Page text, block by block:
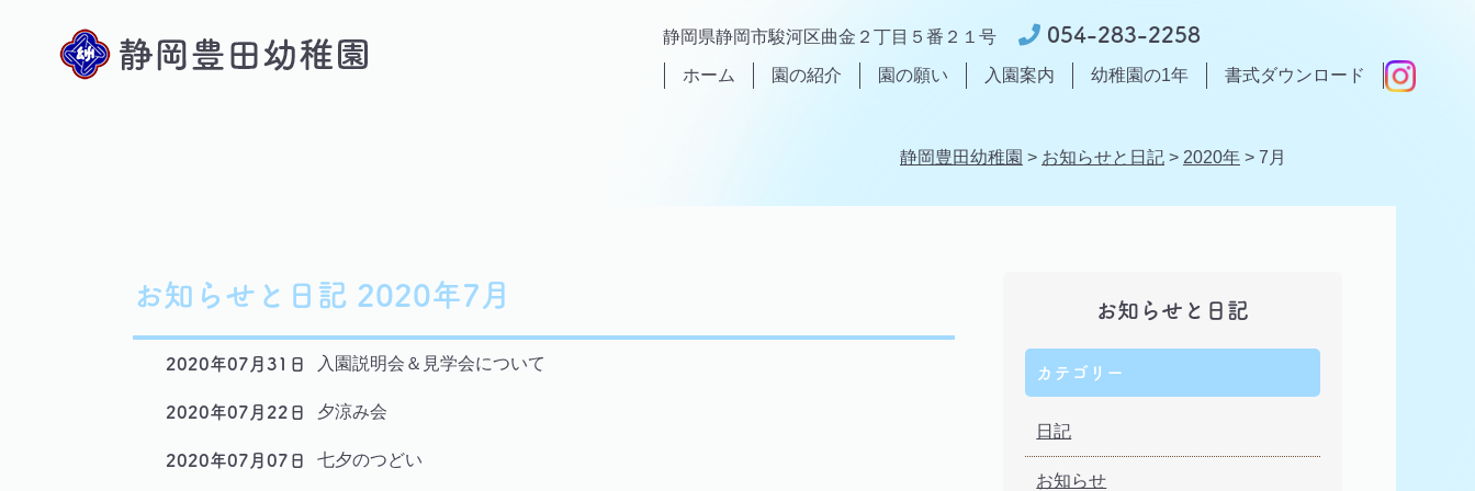
静岡県静岡市駿河区曲金２丁目５番２１号 054-283-2258
ホーム 園の紹介 園の願い 入園案内 幼稚園の1年 書式ダウンロード
静岡豊田幼稚園 > お知らせと日記 > 2020年 > 7月
お知らせと日記 2020年7月
2020年07月31日 入園説明会＆見学会について
2020年07月22日 夕涼み会
2020年07月07日 七夕のつどい
お知らせと日記
カテゴリー
日記
お知らせ